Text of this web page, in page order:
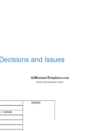
and Issues